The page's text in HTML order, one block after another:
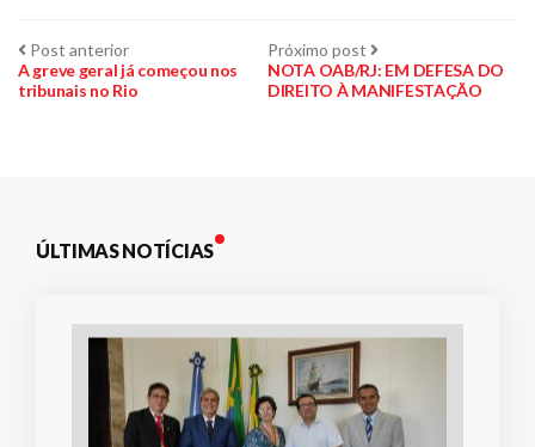
Navegação
de
Post anteriorPost
anterior:
A greve geral já começou nos
tribunais no Rio
Próximo post Próximo
post:
NOTA OAB/RJ: EM DEFESA DO
DIREITO À MANIFESTAÇÃO
ÚLTIMAS NOTÍCIAS